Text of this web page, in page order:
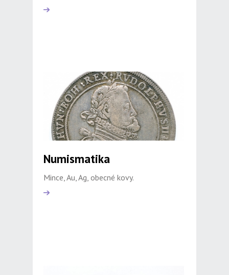
Numismatika
Mince, Au, Ag, obecné kovy.